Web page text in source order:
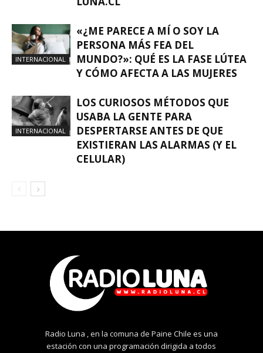
INTERNACIONAL
«¿ME PARECE A MÍ O SOY LA
PERSONA MÁS FEA DEL
MUNDO?»: QUÉ ES LA FASE LÚTEA
Y CÓMO AFECTA A LAS MUJERES
INTERNACIONAL
LOS CURIOSOS MÉTODOS QUE
USABA LA GENTE PARA
DESPERTARSE ANTES DE QUE
EXISTIERAN LAS ALARMAS (Y EL
CELULAR)
Radio Luna , en la comuna de Paine Chile es una
estación con una programación dirigida a todos